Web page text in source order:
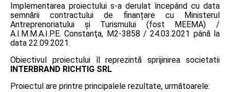
Implementarea proiectului s-a derulat începând cu data
semnării contractului de finanțare cu Ministerul
Antreprenoriatului și Turismului (fost MEEMA) /
A.I.M.M.A.I.P.E. Constanţa, M2-3858 / 24.03.2021 până la
data 22.09.2021.
Obiectivul proiectului îl reprezintă sprijinirea societatii
INTERBRAND RICHTIG SRL
Proiectul are printre principalele rezultate, următoarele: